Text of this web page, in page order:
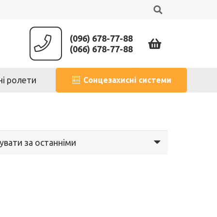
(096) 678-77-88
(066) 678-77-88
ролети Сонцезахисні системи